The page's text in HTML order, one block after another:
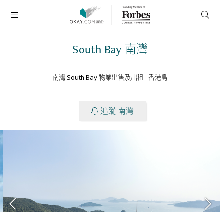
South Bay 南灣
南灣 South Bay 物業出售及出租 -香港島
追蹤 南灣